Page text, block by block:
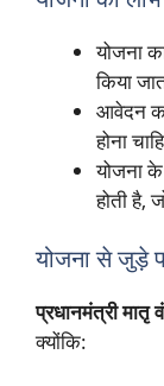
योजना
किया
आवेदन
होना
योजना के
होती है,
योजना से जुड़े
प्रधानमंत्री मातृ
क्योंकि: